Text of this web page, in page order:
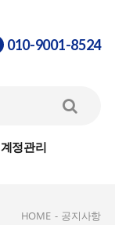
계정관리
010-9001-8524
HOME - 공지사항